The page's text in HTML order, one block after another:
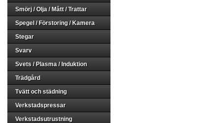
Smörj / Olja / Mått / Trattar
Spegel / Förstoring / Kamera
Stegar
Svarv
Svets / Plasma / Induktion
Trädgård
Tvätt och städning
Verkstadspressar
Verkstadsutrustning